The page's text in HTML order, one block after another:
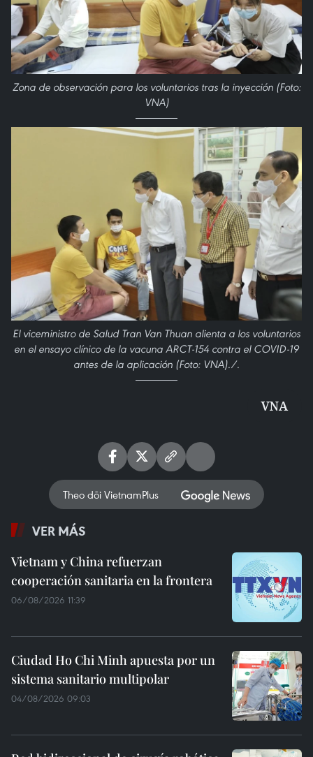
Zona de observación para los voluntarios tras la inyección (Foto:
VNA)
El viceministro de Salud Tran Van Thuan alienta a los voluntarios
en el ensayo clínico de la vacuna ARCT-154 contra el COVID-19
antes de la aplicación (Foto: VNA)./.
VNA
Theo dõi VietnamPlus
VER MÁS
Vietnam y China refuerzan
cooperación sanitaria en la frontera
06/08/2026 11:39
Ciudad Ho Chi Minh apuesta por un
sistema sanitario multipolar
04/08/2026 09:03